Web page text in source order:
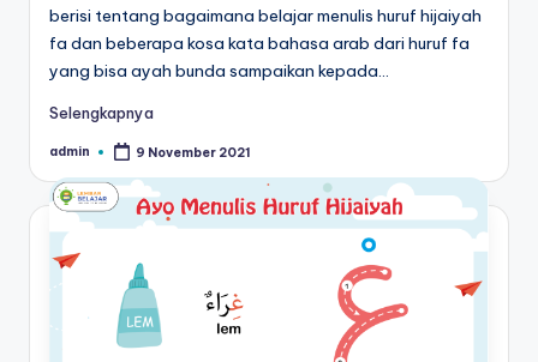
berisi tentang bagaimana belajar menulis huruf hijaiyah
fa dan beberapa kosa kata bahasa arab dari huruf fa
yang bisa ayah bunda sampaikan kepada…
Selengkapnya
Posted
admin 9 November 2021